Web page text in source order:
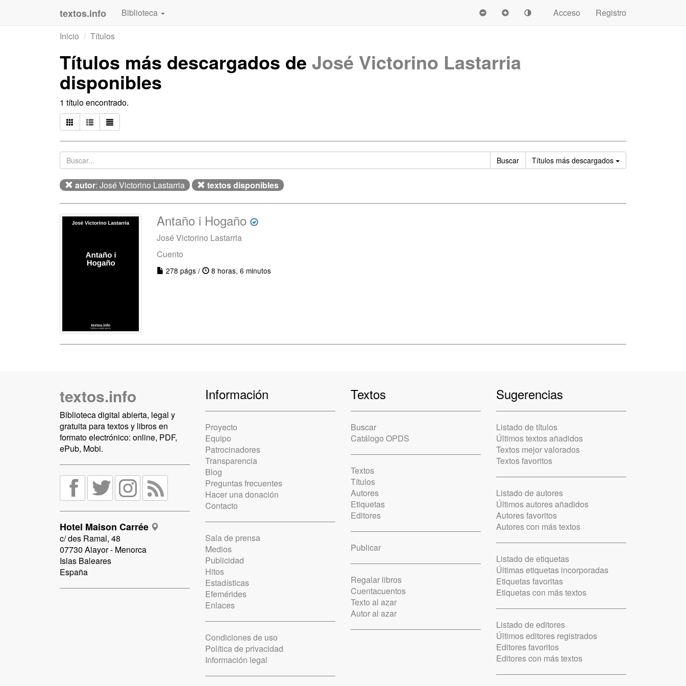
textos.info Biblioteca Acceso
Registro
Inicio
Títulos
Títulos más descargados de José Victorino Lastarria
disponibles
1 título encontrado.
Buscar Títulos más descargados Ordenar
autor: José Victorino Lastarria textos disponibles
Antaño i Hogaño
José Victorino Lastarria
Cuento
278 págs / 8 horas, 6 minutos
textos.info
Biblioteca digital abierta, legal y
gratuita para textos y libros en
formato electrónico: online, PDF,
ePub, Mobi.
Hotel Maison Carrée
c/ des Ramal, 48
07730 Alayor - Menorca
Islas Baleares
España
Información
Proyecto
Equipo
Patrocinadores
Transparencia
Blog
Preguntas frecuentes
Hacer una donación
Contacto
Sala de prensa
Medios
Publicidad
Hitos
Estadísticas
Efemérides
Enlaces
Condiciones de uso
Política de privacidad
Información legal
Textos
Buscar
Catálogo OPDS
Textos
Títulos
Autores
Etiquetas
Editores
Publicar
Regalar libros
Cuentacuentos
Texto al azar
Autor al azar
Sugerencias
Listado de títulos
Últimos textos añadidos
Textos mejor valorados
Textos favoritos
Listado de autores
Últimos autores añadidos
Autores favoritos
Autores con más textos
Listado de etiquetas
Últimas etiquetas incorporadas
Etiquetas favoritas
Etiquetas con más textos
Listado de editores
Últimos editores registrados
Editores favoritos
Editores con más textos